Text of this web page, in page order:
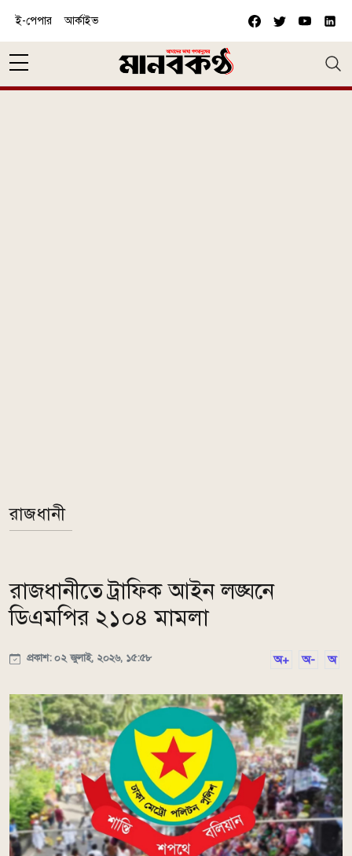
ই-পেপার আর্কাইভ
রাজধানী
রাজধানীতে ট্রাফিক আইন লঙ্ঘনে
ডিএমপির ২১০৪ মামলা
প্রকাশ: ০২ জুলাই, ২০২৬, ১৫:৫৮ অ+ অ- অ